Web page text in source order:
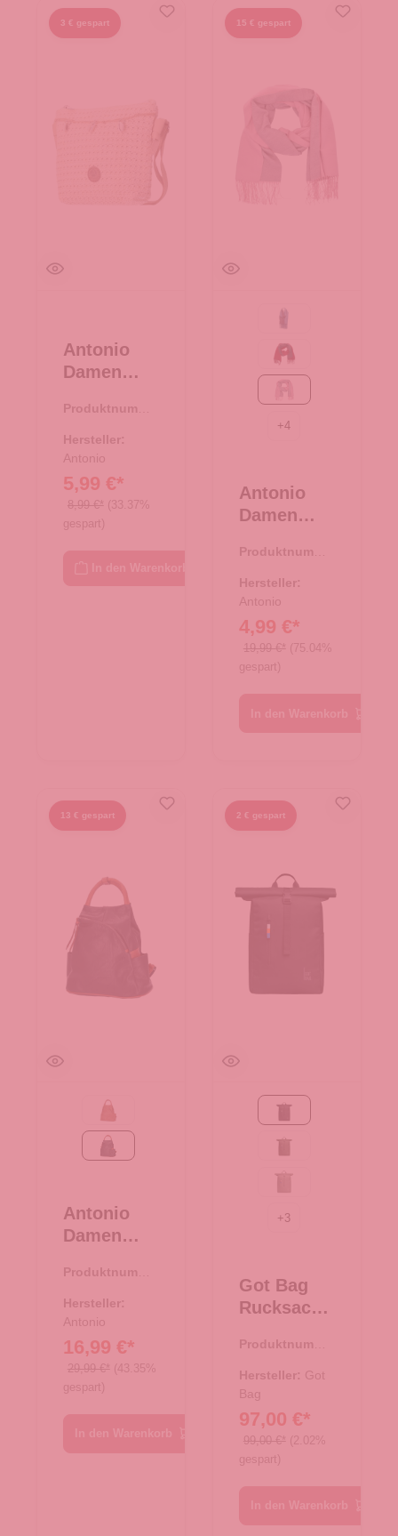
3 € gespart
Antonio
Damen
Tasche XS
- beige
Produktnumme
Hersteller:
Antonio
5,99 €*
8,99 €* (33.37%
gespart)
15 € gespart
69-navy
bordeaux/grau
+4
Antonio
Damen
Cashmera
- rosa/grau
Produktnumme
Hersteller:
Antonio
4,99 €*
19,99 €* (75.04%
gespart)
13 € gespart
Camel
schwarz
Antonio
Damen
Rucksack -
schwarz
Produktnumme
Hersteller:
Antonio
16,99 €*
29,99 €* (43.35%
gespart)
2 € gespart
+3
Got Bag
Rucksack
EASY
Black
Produktnumme
Hersteller: Got
Bag
97,00 €*
99,00 €* (2.02%
gespart)